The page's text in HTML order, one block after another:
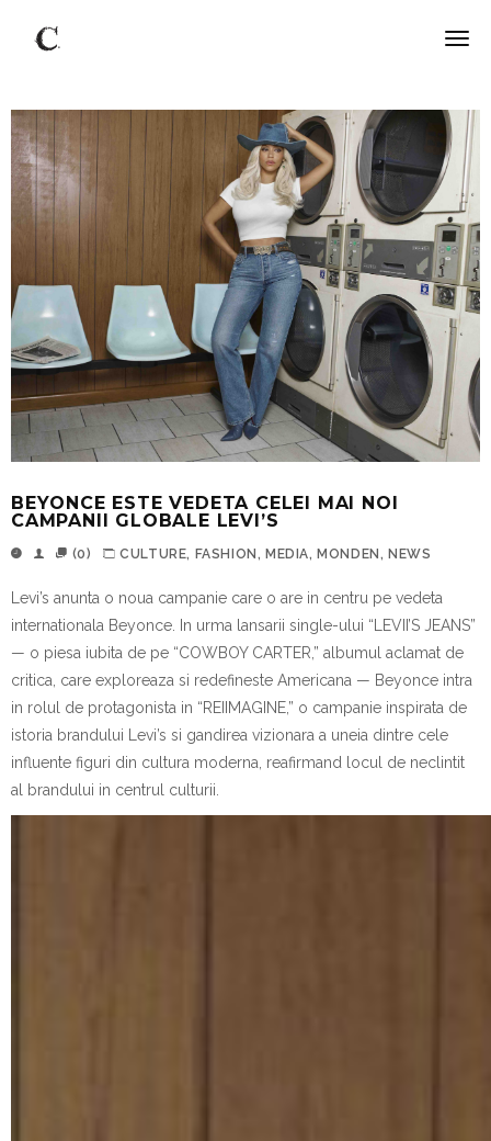
BEYONCE ESTE VEDETA CELEI MAI NOI
CAMPANII GLOBALE LEVI’S
(0) CULTURE, FASHION,MEDIA,MONDEN,NEWS
Levi’s anunta o noua campanie care o are in centru pe vedeta
internationala Beyonce. In urma lansarii single-ului “LEVII’S JEANS”
— o piesa iubita de pe “COWBOY CARTER,” albumul aclamat de
critica, care exploreaza si redefineste Americana — Beyonce intra
in rolul de protagonista in “REIIMAGINE,” o campanie inspirata de
istoria brandului Levi’s si gandirea vizionara a uneia dintre cele
influente figuri din cultura moderna, reafirmand locul de neclintit
al brandului in centrul culturii.